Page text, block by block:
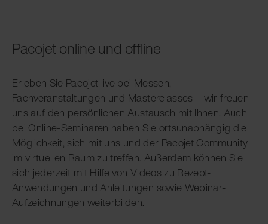
Pacojet online und offline
Erleben Sie Pacojet live bei Messen,
Fachveranstaltungen und Masterclasses – wir freuen
uns auf den persönlichen Austausch mit Ihnen. Auch
bei Online-Seminaren haben Sie ortsunabhängig die
Möglichkeit, sich mit uns und der Pacojet Community
im virtuellen Raum zu treffen. Außerdem können Sie
sich jederzeit mit Hilfe von Videos zu Rezept-
Anwendungen und Anleitungen sowie Webinar-
Aufzeichnungen weiterbilden.